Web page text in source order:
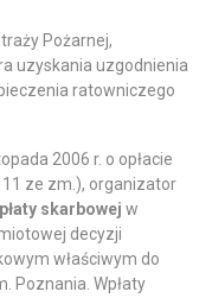
Pożarnej,
uzyskania uzgodnienia
ratowniczego
2006 r. o opłacie
ze zm.), organizator
skarbowej w
decyzji
właściwym do
Poznania. Wpłaty